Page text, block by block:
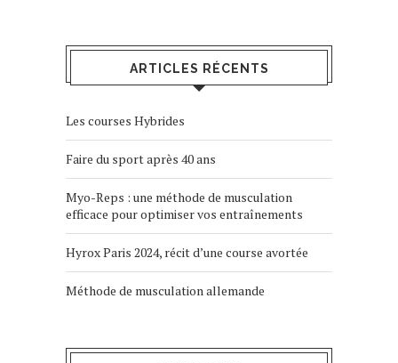
ARTICLES RÉCENTS
Les courses Hybrides
Faire du sport après 40 ans
Myo-Reps : une méthode de musculation
efficace pour optimiser vos entraînements
Hyrox Paris 2024, récit d’une course avortée
Méthode de musculation allemande